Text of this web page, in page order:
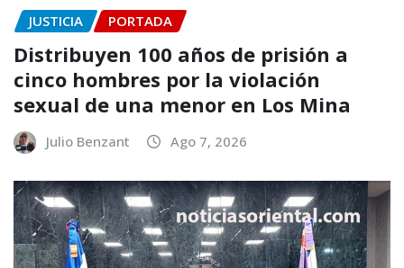
JUSTICIA PORTADA
Distribuyen 100 años de prisión a
cinco hombres por la violación
sexual de una menor en Los Mina
Julio Benzant Ago 7, 2026